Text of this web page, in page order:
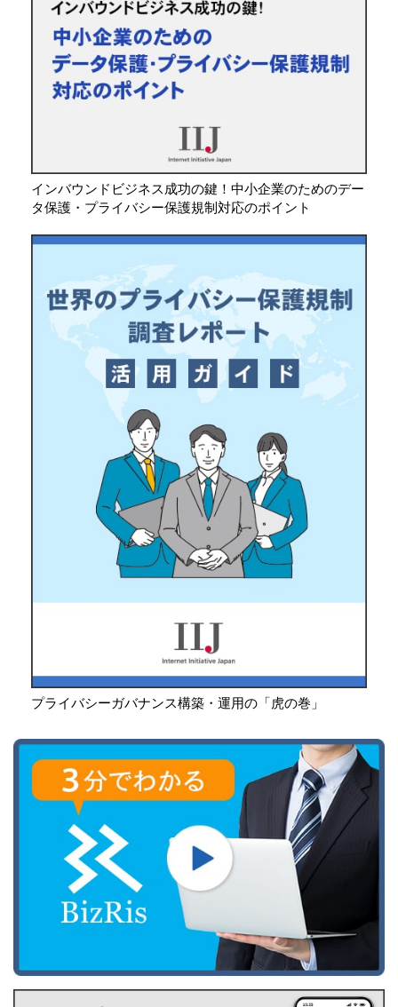
インバウンドビジネス成功の鍵！中小企業のためのデー
タ保護・プライバシー保護規制対応のポイント
プライバシーガバナンス構築・運用の「虎の巻」